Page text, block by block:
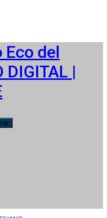
Eco del
DIGITAL |